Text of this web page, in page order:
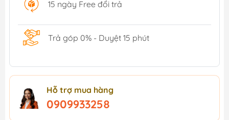
15 ngày Free đổi trả
Trả góp 0% - Duyệt 15 phút
Hỗ trợ mua hàng
0909933258